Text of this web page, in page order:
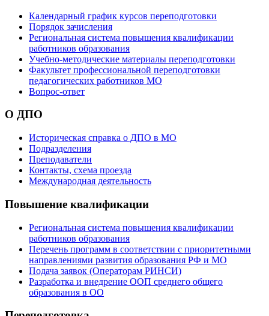
Календарный график курсов переподготовки
Порядок зачисления
Региональная система повышения квалификации
работников образования
Учебно-методические материалы переподготовки
Факультет профессиональной переподготовки
педагогических работников МО
Вопрос-ответ
О ДПО
Историческая справка о ДПО в МО
Подразделения
Преподаватели
Контакты, схема проезда
Международная деятельность
Повышение квалификации
Региональная система повышения квалификации
работников образования
Перечень программ в соответствии с приоритетными
направлениями развития образования РФ и МО
Подача заявок (Операторам РИНСИ)
Разработка и внедрение ООП среднего общего
образования в ОО